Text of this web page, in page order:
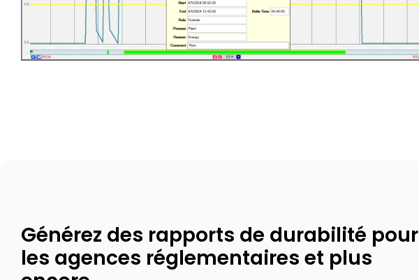
Générez des rapports de durabilité pour
les agences réglementaires et plus